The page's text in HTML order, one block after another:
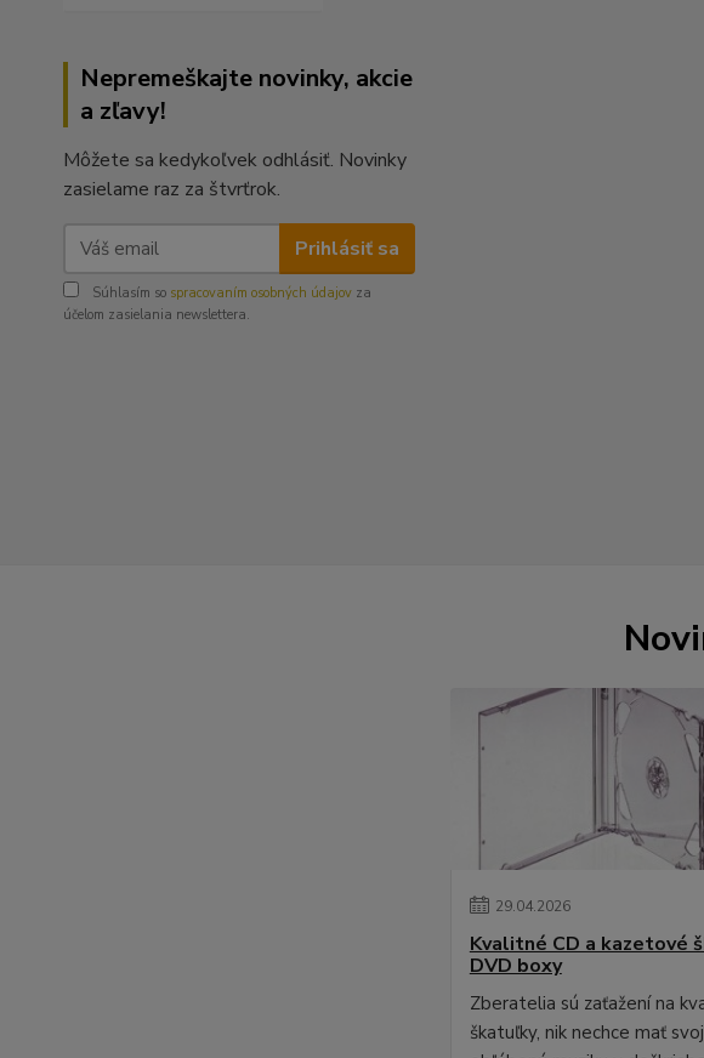
Nepremeškajte novinky, akcie
a zľavy!
Môžete sa kedykoľvek odhlásiť. Novinky
zasielame raz za štvrťrok.
Prihlásiť sa
Súhlasím so spracovaním osobných údajov za
účelom zasielania newslettera.
29.04.2026
Kvalitné CD a kazetové
DVD boxy
Zberatelia sú zaťažení na
škatuľky, nik nechce mať